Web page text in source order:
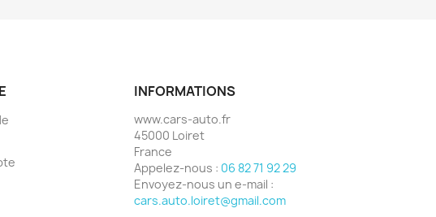
INFORMATIONS
www.cars-auto.fr
45000 Loiret
France
Appelez-nous : 06 82 71 92 29
Envoyez-nous un e-mail :
cars.auto.loiret@gmail.com